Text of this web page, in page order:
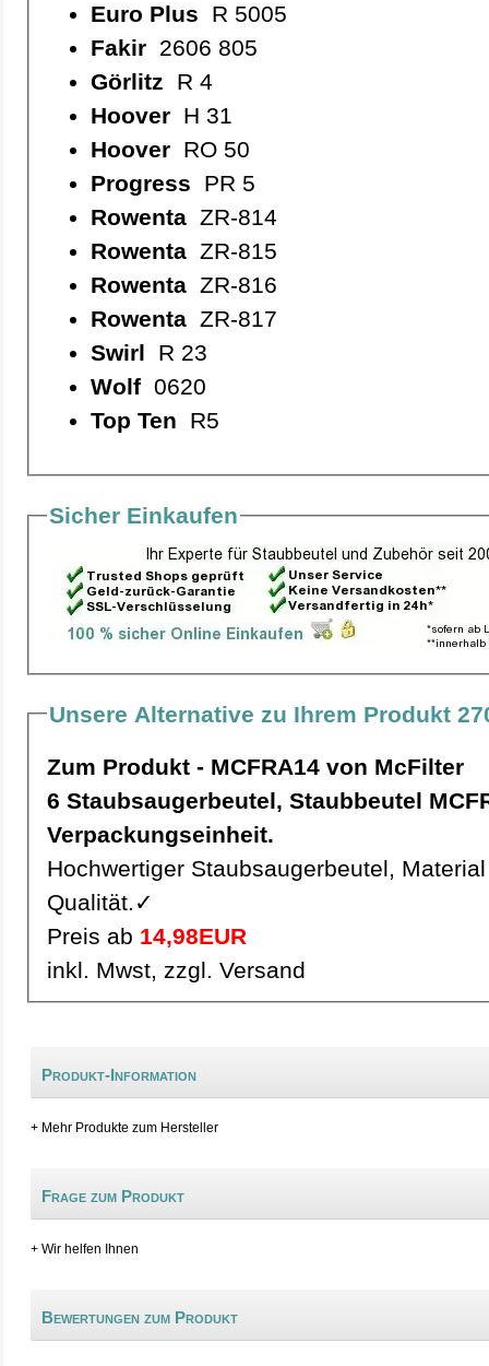
Euro Plus R 5005
Fakir2606 805
Görlitz R 4
HooverH 31
HooverRO 50
Progress PR 5
RowentaZR-814
RowentaZR-815
RowentaZR-816
RowentaZR-817
Swirl R 23
Wolf0620
Top Ten R5
Sicher Einkaufen
Unsere Alternative zu Ihrem Produkt
Zum Produkt - MCFRA14 von McFilter
6 Staubsaugerbeutel, Staubbeutel MCFRA14 pro
Verpackungseinheit.
Hochwertiger Staubsaugerbeutel,
Qualität.✓
Preis ab 14,98EUR
inkl. Mwst, zzgl. Versand
Produkt-Information
+ Mehr Produkte zum Hersteller
Frage zum Produkt
+ Wir helfen Ihnen
Bewertungen zum Produkt